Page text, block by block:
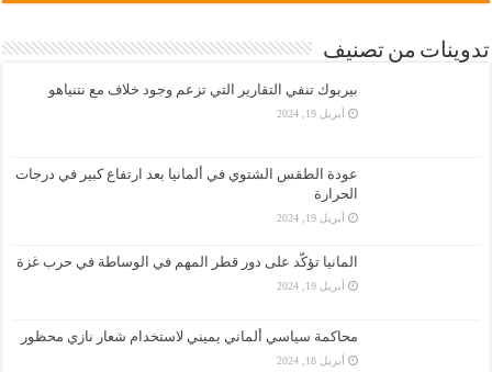
تدوينات من تصنيف
بيربوك تنفي التقارير التي تزعم وجود خلاف مع نتنياهو
أبريل 19, 2024
عودة الطقس الشتوي في ألمانيا بعد ارتفاع كبير في درجات
الحرارة
أبريل 19, 2024
المانيا تؤكّد على دور قطر المهم في الوساطة في حرب غزة
أبريل 19, 2024
محاكمة سياسي ألماني يميني لاستخدام شعار نازي محظور
أبريل 18, 2024